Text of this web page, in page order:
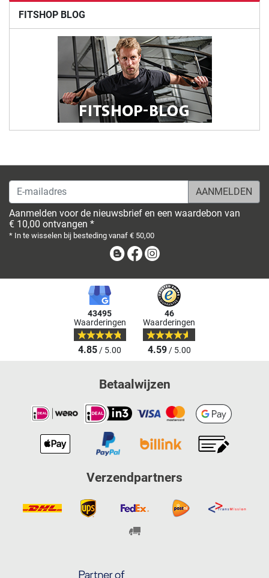
FITSHOP BLOG
E-mailadres
Aanmelden voor de nieuwsbrief en een waardebon van
€ 10,00 ontvangen *
* In te wisselen bij besteding vanaf € 50,00
BlogFacebook
43495
Waarderingen
4.85/ 5.00
46
Waarderingen
4.59/ 5.00
Betaalwijzen
Verzendpartners